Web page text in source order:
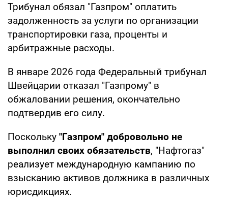
Трибунал обязал "Газпром" оплатить
задолженность за услуги по организации
транспортировки газа, проценты и
арбитражные расходы.
В январе 2026 года Федеральный трибунал
Швейцарии отказал "Газпрому" в
обжаловании решения, окончательно
подтвердив его силу.
Поскольку "Газпром" добровольно не
выполнил своих обязательств, "Нафтогаз"
реализует международную кампанию по
взысканию активов должника в различных
юрисдикциях.